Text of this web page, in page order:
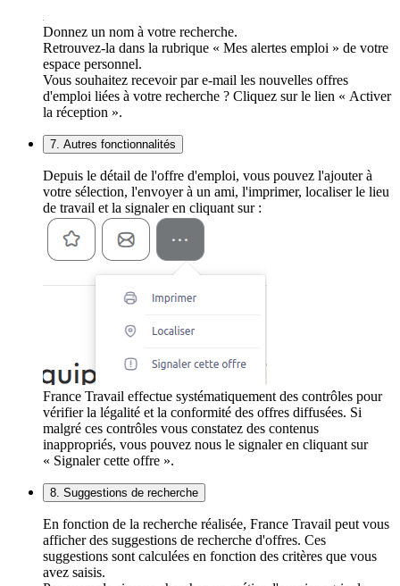
Donnez un nom à votre recherche.
Retrouvez-la dans la rubrique « Mes alertes emploi » de votre
espace personnel.
Vous souhaitez recevoir par e-mail les nouvelles offres
d'emploi liées à votre recherche ? Cliquez sur le lien « Activer
la réception ».
7. Autres fonctionnalités
Depuis le détail de l'offre d'emploi, vous pouvez l'ajouter à
votre sélection, l'envoyer à un ami, l'imprimer, localiser le lieu
de travail et la signaler en cliquant sur :
France Travail effectue systématiquement des contrôles pour
vérifier la légalité et la conformité des offres diffusées. Si
malgré ces contrôles vous constatez des contenus
inappropriés, vous pouvez nous le signaler en cliquant sur
« Signaler cette offre ».
8. Suggestions de recherche
En fonction de la recherche réalisée, France Travail peut vous
afficher des suggestions de recherche d'offres. Ces
suggestions sont calculées en fonction des critères que vous
avez saisis.